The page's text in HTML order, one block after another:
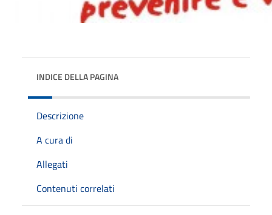
INDICE DELLA PAGINA
Descrizione
A cura di
Allegati
Contenuti correlati